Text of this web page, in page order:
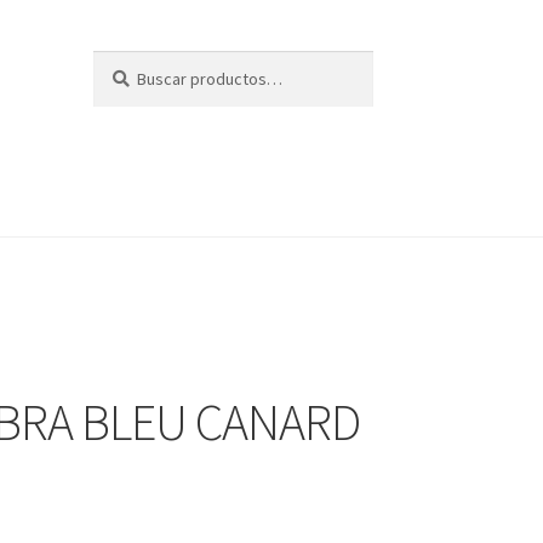
por:
BLEU CANARD